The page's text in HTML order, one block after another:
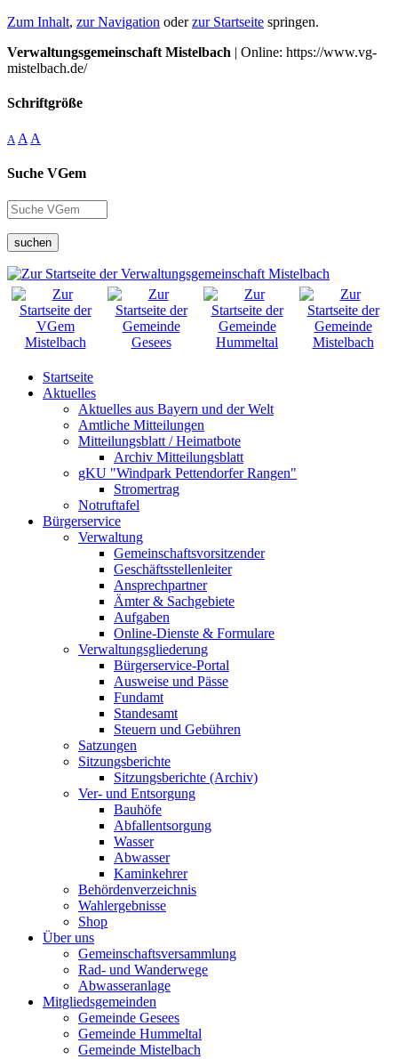
Zum Inhalt, zur Navigation oderzur Startseite springen.
Verwaltungsgemeinschaft Mistelbach | Online: https://www.vg-
mistelbach.de/
Schriftgröße
A A A
Suche VGem
suchen
Startseite
Aktuelles
Aktuelles aus Bayern und der Welt
Amtliche Mitteilungen
Mitteilungsblatt / Heimatbote
Archiv Mitteilungsblatt
gKU "Windpark Pettendorfer Rangen"
Stromertrag
Notruftafel
Bürgerservice
Verwaltung
Gemeinschaftsvorsitzender
Geschäftsstellenleiter
Ansprechpartner
Ämter & Sachgebiete
Aufgaben
Online-Dienste & Formulare
Verwaltungsgliederung
Bürgerservice-Portal
Ausweise und Pässe
Fundamt
Standesamt
Steuern und Gebühren
Satzungen
Sitzungsberichte
Sitzungsberichte (Archiv)
Ver- und Entsorgung
Bauhöfe
Abfallentsorgung
Wasser
Abwasser
Kaminkehrer
Behördenverzeichnis
Wahlergebnisse
Shop
Über uns
Gemeinschaftsversammlung
Rad- und Wanderwege
Abwasseranlage
Mitgliedsgemeinden
Gemeinde Gesees
Gemeinde Hummeltal
Gemeinde Mistelbach